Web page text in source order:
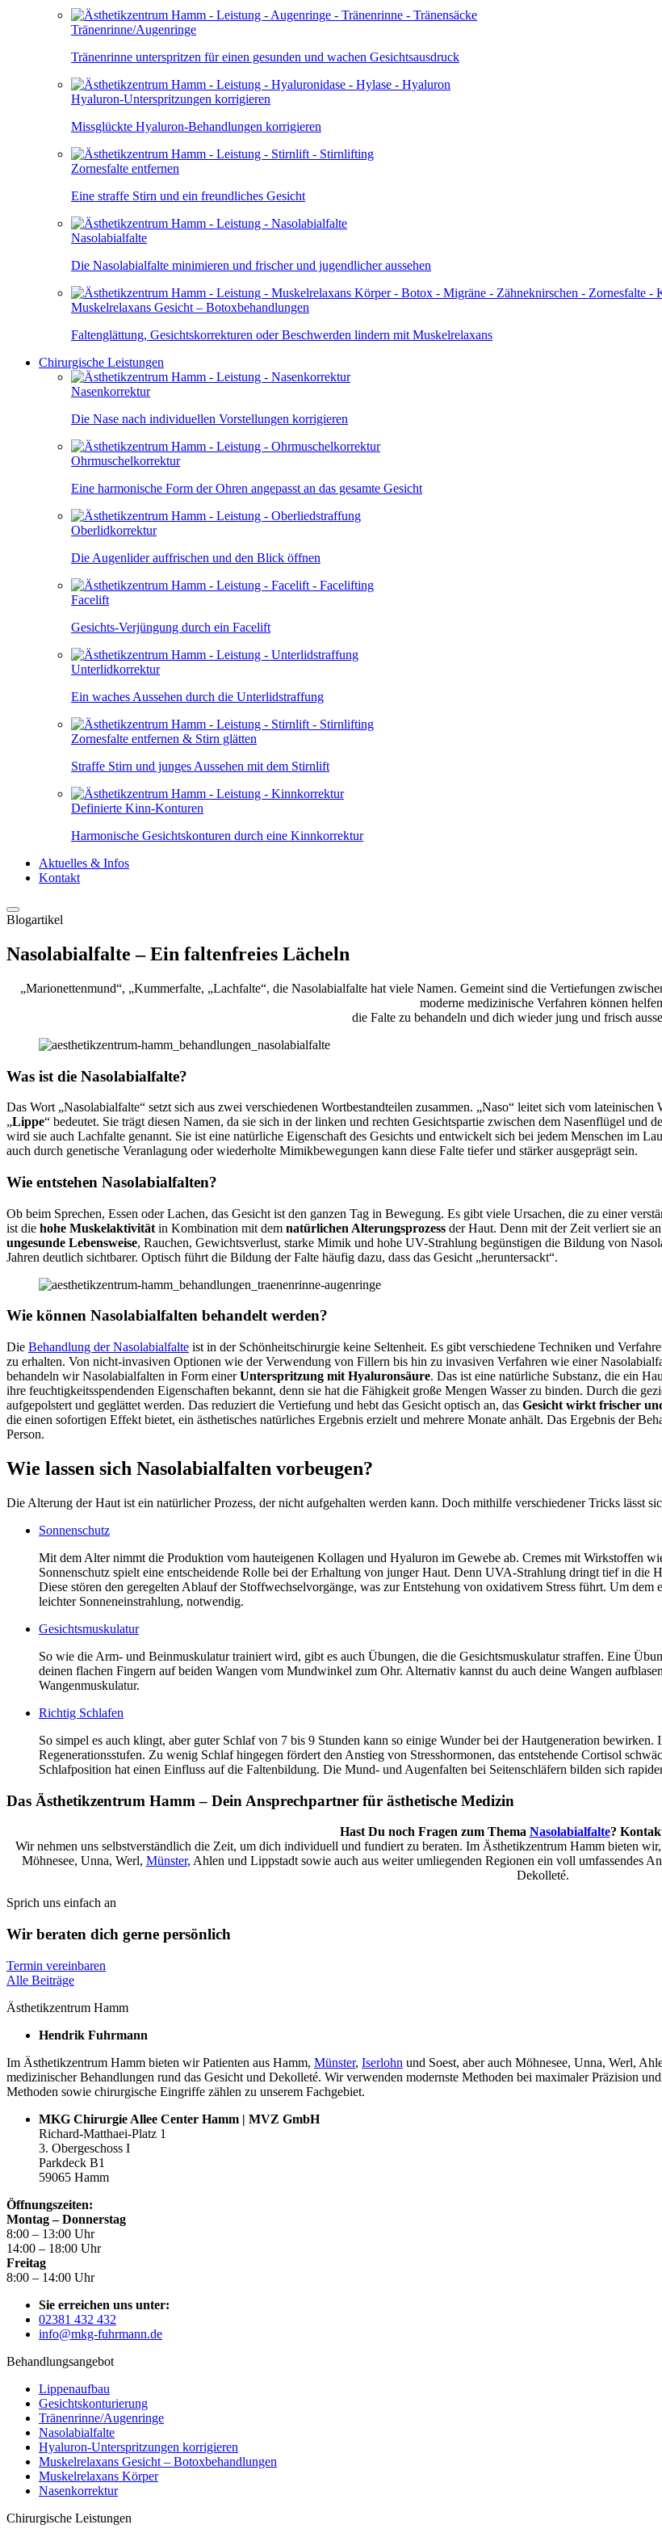
Tränenrinne/Augenringe
Tränenrinne unterspritzen für einen gesunden und wachen Gesichtsausdruck
Hyaluron-Unterspritzungen korrigieren
Missglückte Hyaluron-Behandlungen korrigieren
Zornesfalte entfernen
Eine straffe Stirn und ein freundliches Gesicht
Nasolabialfalte
Die Nasolabialfalte minimieren und frischer und jugendlicher aussehen
Muskelrelaxans Gesicht – Botoxbehandlungen
Faltenglättung, Gesichtskorrekturen oder Beschwerden lindern mit Muskelrelaxans
Chirurgische Leistungen
Nasenkorrektur
Die Nase nach individuellen Vorstellungen korrigieren
Ohrmuschelkorrektur
Eine harmonische Form der Ohren angepasst an das gesamte Gesicht
Oberlidkorrektur
Die Augenlider auffrischen und den Blick öffnen
Facelift
Gesichts-Verjüngung durch ein Facelift
Unterlidkorrektur
Ein waches Aussehen durch die Unterlidstraffung
Zornesfalte entfernen & Stirn glätten
Straffe Stirn und junges Aussehen mit dem Stirnlift
Definierte Kinn-Konturen
Harmonische Gesichtskonturen durch eine Kinnkorrektur
Aktuelles & Infos
Kontakt
Blogartikel
Nasolabialfalte – Ein faltenfreies Lächeln
„Marionettenmund“, „Kummerfalte, „Lachfalte“, die Nasolabialfalte hat viele Namen. Gemeint sind die Vertiefungen
moderne medizinische Verfahren können
die Falte zu behandeln und dich wieder jung und frisch
Was ist die Nasolabialfalte?
Das Wort „Nasolabialfalte“ setzt sich aus zwei verschiedenen Wortbestandteilen zusammen. „Naso“ leitet sich vom lateinischen
„Lippe“ bedeutet. Sie trägt diesen Namen, da sie sich in der linken und rechten Gesichtspartie zwischen dem Nasenflügel
wird sie auch Lachfalte genannt. Sie ist eine natürliche Eigenschaft des Gesichts und entwickelt sich bei jedem Menschen im
auch durch genetische Veranlagung oder wiederholte Mimikbewegungen kann diese Falte tiefer und stärker ausgeprägt sein.
Wie entstehen Nasolabialfalten?
Ob beim Sprechen, Essen oder Lachen, das Gesicht ist den ganzen Tag in Bewegung. Es gibt viele Ursachen, die zu einer
ist die hohe Muskelaktivität in Kombination mit dem natürlichen Alterungsprozess der Haut. Denn mit der Zeit verliert sie
ungesunde Lebensweise, Rauchen, Gewichtsverlust, starke Mimik und hohe UV-Strahlung begünstigen die Bildung von
Jahren deutlich sichtbarer. Optisch führt die Bildung der Falte häufig dazu, dass das Gesicht „heruntersackt“.
Wie können Nasolabialfalten behandelt werden?
Die Behandlung der Nasolabialfalte ist in der Schönheitschirurgie keine Seltenheit. Es gibt verschiedene Techniken und
zu erhalten. Von nicht-invasiven Optionen wie der Verwendung von Fillern bis hin zu invasiven Verfahren wie einer
behandeln wir Nasolabialfalten in Form einerUnterspritzung mit Hyaluronsäure. Das ist eine natürliche Substanz, die ein
ihre feuchtigkeitsspendenden Eigenschaften bekannt, denn sie hat die Fähigkeit große Mengen Wasser zu binden. Durch die
aufgepolstert und geglättet werden. Das reduziert die Vertiefung und hebt das Gesicht optisch an, das Gesicht wirkt frischer
die einen sofortigen Effekt bietet, ein ästhetisches natürliches Ergebnis erzielt und mehrere Monate anhält. Das Ergebnis der
Person.
Wie lassen sich Nasolabialfalten vorbeugen?
Die Alterung der Haut ist ein natürlicher Prozess, der nicht aufgehalten werden kann. Doch mithilfe verschiedener Tricks lässt
Sonnenschutz
Mit dem Alter nimmt die Produktion vom hauteigenen Kollagen und Hyaluron im Gewebe ab. Cremes mit Wirkstoffen
Sonnenschutz spielt eine entscheidende Rolle bei der Erhaltung von junger Haut. Denn UVA-Strahlung dringt tief in die
Diese stören den geregelten Ablauf der Stoffwechselvorgänge, was zur Entstehung von oxidativem Stress führt. Um
leichter Sonneneinstrahlung, notwendig.
Gesichtsmuskulatur
So wie die Arm- und Beinmuskulatur trainiert wird, gibt es auch Übungen, die die Gesichtsmuskulatur straffen. Eine
deinen flachen Fingern auf beiden Wangen vom Mundwinkel zum Ohr. Alternativ kannst du auch deine Wangen
Wangenmuskulatur.
Richtig Schlafen
So simpel es auch klingt, aber guter Schlaf von 7 bis 9 Stunden kann so einige Wunder bei der Hautgeneration
Regenerationsstufen. Zu wenig Schlaf hingegen fördert den Anstieg von Stresshormonen, das entstehende Cortisol
Schlafposition hat einen Einfluss auf die Faltenbildung. Die Mund- und Augenfalten bei Seitenschläfern bilden sich
Das Ästhetikzentrum Hamm – Dein Ansprechpartner für ästhetische Medizin
Hast Du noch Fragen zum Thema Nasolabialfalte?
Wir nehmen uns selbstverständlich die Zeit, um dich individuell und fundiert zu beraten. Im Ästhetikzentrum Hamm bieten
Möhnesee, Unna, Werl, Münster, Ahlen und Lippstadt sowie auch aus weiter umliegenden Regionen ein voll umfassendes
Dekolleté.
Sprich uns einfach an
Wir beraten dich gerne persönlich
Termin vereinbaren
Alle Beiträge
Ästhetikzentrum Hamm
Hendrik Fuhrmann
Im Ästhetikzentrum Hamm bieten wir Patienten aus Hamm, Münster, Iserlohn und Soest, aber auch Möhnesee, Unna, Werl,
medizinischer Behandlungen rund das Gesicht und Dekolleté. Wir verwenden modernste Methoden bei maximaler Präzision
Methoden sowie chirurgische Eingriffe zählen zu unserem Fachgebiet.
MKG Chirurgie Allee Center Hamm | MVZ GmbH
Richard-Matthaei-Platz 1
3. Obergeschoss I
Parkdeck B1
59065 Hamm
Öffnungszeiten:
Montag – Donnerstag
8:00 – 13:00 Uhr
14:00 – 18:00 Uhr
Freitag
8:00 – 14:00 Uhr
Sie erreichen uns unter:
02381 432 432
info@mkg-fuhrmann.de
Behandlungsangebot
Lippenaufbau
Gesichtskonturierung
Tränenrinne/Augenringe
Nasolabialfalte
Hyaluron-Unterspritzungen korrigieren
Muskelrelaxans Gesicht – Botoxbehandlungen
Muskelrelaxans Körper
Nasenkorrektur
Chirurgische Leistungen